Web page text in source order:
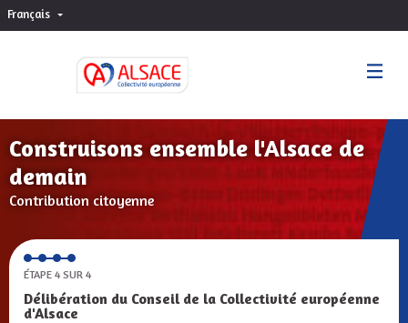
Français Choisir la langue
Construisons ensemble l'Alsace de
demain
Contribution citoyenne
ÉTAPE 4 SUR 4
Délibération du Conseil de la Collectivité européenne
d'Alsace